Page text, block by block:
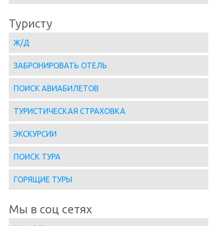
Туристу
Ж/Д
ЗАБРОНИРОВАТЬ ОТЕЛЬ
ПОИСК АВИАБИЛЕТОВ
ТУРИСТИЧЕСКАЯ СТРАХОВКА
ЭКСКУРСИИ
ПОИСК ТУРА
ГОРЯЩИЕ ТУРЫ
Мы в соц сетях